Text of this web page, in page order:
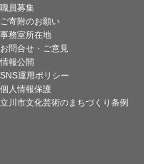
職員募集
ご寄附のお願い
事務室所在地
お問合せ・ご意見
情報公開
SNS運用ポリシー
個人情報保護
立川市文化芸術のまちづくり条例